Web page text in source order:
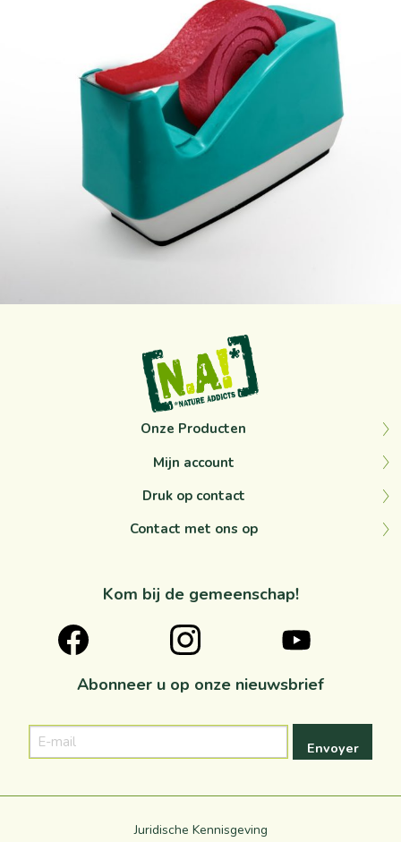
Onze Producten
Mijn account
Druk op contact
Contact met ons op
Kom bij de gemeenschap!
Abonneer u op onze nieuwsbrief
mail
Juridische Kennisgeving